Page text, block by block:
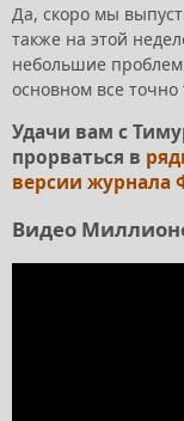
Да, скоро мы
также на этой
небольшие
основном все
Удачи вам с
прорваться в
версии журнала
Видео